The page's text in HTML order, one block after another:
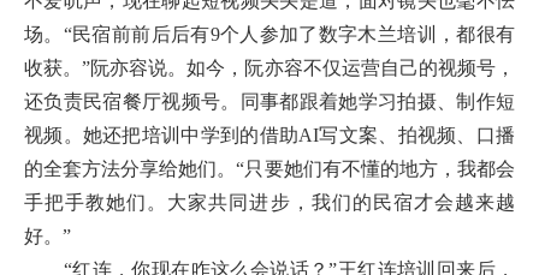
场。“民宿前前后后有9个人参加了数字木兰培训，都很有
收获。”阮亦容说。如今，阮亦容不仅运营自己的视频号，
还负责民宿餐厅视频号。同事都跟着她学习拍摄、制作短
视频。她还把培训中学到的借助AI写文案、拍视频、口播
的全套方法分享给她们。“只要她们有不懂的地方，我都会
手把手教她们。大家共同进步，我们的民宿才会越来越
好。”
“红连，你现在咋这么会说话？”王红连培训回来后，